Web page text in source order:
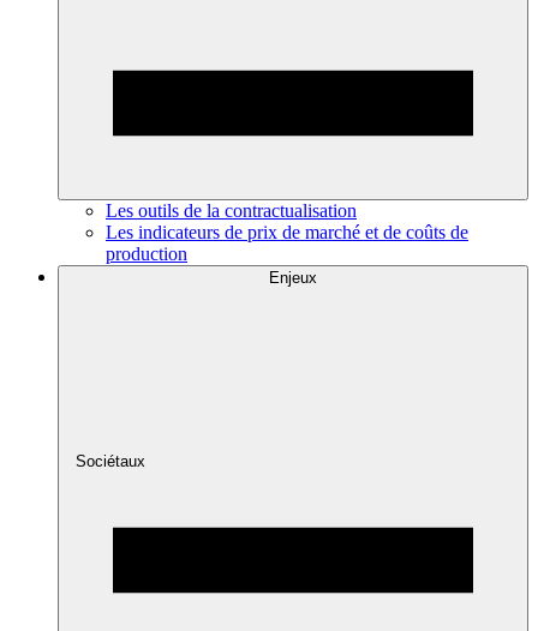
Les outils de la contractualisation
Les indicateurs de prix de marché et de coûts de
production
Enjeux
Sociétaux